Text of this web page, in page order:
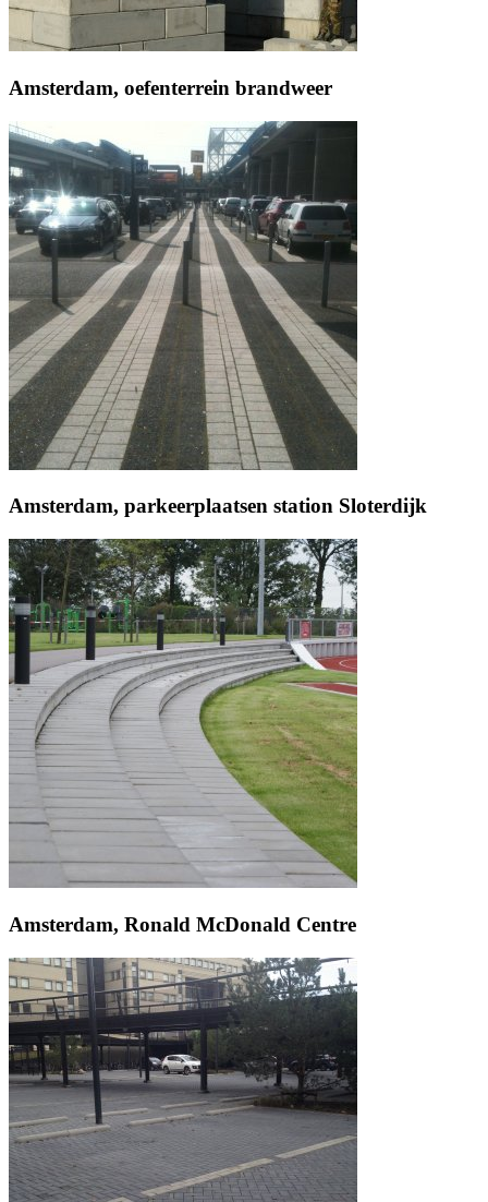
Amsterdam, oefenterrein brandweer
Amsterdam, parkeerplaatsen station Sloterdijk
Amsterdam, Ronald McDonald Centre